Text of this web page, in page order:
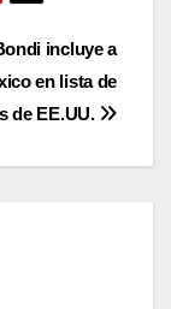
incluye a
en lista de
de EE.UU.